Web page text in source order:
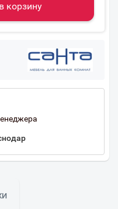
корзину